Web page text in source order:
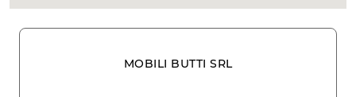
MOBILI BUTTI SRL